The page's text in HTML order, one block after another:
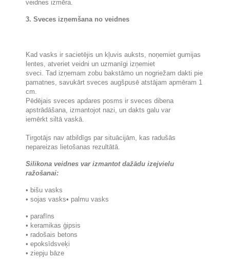
veidnes izmēra.
3. Sveces izņemšana no veidnes
Kad vasks ir sacietējis un kļuvis auksts, noņemiet gumijas
lentes, atveriet veidni un uzmanīgi izņemiet
sveci. Tad izņemam zobu bakstāmo un nogriežam dakti pie
pamatnes, savukārt sveces augšpusē atstājam apmēram 1
cm.
Pēdējais sveces apdares posms ir sveces dibena
apstrādāšana, izmantojot nazi, un dakts galu var
iemērkt siltā vaskā.
Tirgotājs nav atbildīgs par situācijām, kas radušās
nepareizas lietošanas rezultātā.
Silikona veidnes var izmantot dažādu izejvielu
ražošanai:
• bišu vasks
• sojas vasks• palmu vasks
• parafīns
• keramikas ģipsis
• radošais betons
• epoksīdsveķi
• ziepju bāze